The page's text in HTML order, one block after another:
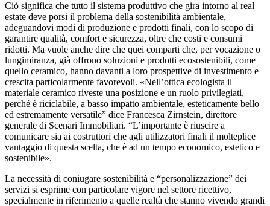
Ciò significa che tutto il sistema produttivo che gira intorno al real
estate deve porsi il problema della sostenibilità ambientale,
adeguandovi modi di produzione e prodotti finali, con lo scopo di
garantire qualità, comfort e sicurezza, oltre che costi e consumi
ridotti. Ma vuole anche dire che quei comparti che, per vocazione o
lungimiranza, già offrono soluzioni e prodotti ecosostenibili, come
quello ceramico, hanno davanti a loro prospettive di investimento e
crescita particolarmente favorevoli. «Nell’ottica ecologista il
materiale ceramico riveste una posizione e un ruolo privilegiati,
perché è riciclabile, a basso impatto ambientale, esteticamente bello
ed estremamente versatile” dice Francesca Zirnstein, direttore
generale di Scenari Immobiliari. “L’importante è riuscire a
comunicare sia ai costruttori che agli utilizzatori finali il molteplice
vantaggio di questa scelta, che è ad un tempo economico, estetico e
sostenibile».
La necessità di coniugare sostenibilità e “personalizzazione” dei
servizi si esprime con particolare vigore nel settore ricettivo,
specialmente in riferimento a quelle realtà che stanno vivendo grandi